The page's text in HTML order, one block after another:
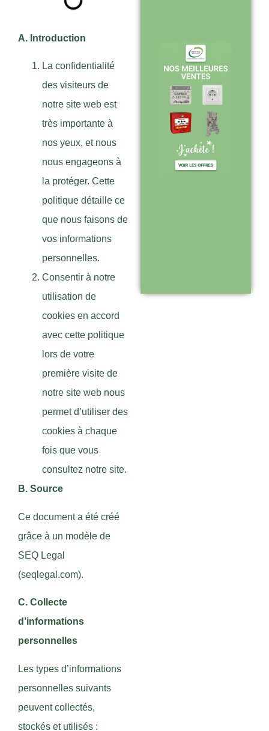
A. Introduction
La confidentialité
des visiteurs de
notre site web est
très importante à
nos yeux, et nous
nous engageons à
la protéger. Cette
politique détaille ce
que nous faisons de
vos informations
personnelles.
Consentir à notre
utilisation de
cookies en accord
avec cette politique
lors de votre
première visite de
notre site web nous
permet d’utiliser des
cookies à chaque
fois que vous
consultez notre site.
B. Source
Ce document a été créé
grâce à un modèle de
SEQ Legal
(seqlegal.com).
C. Collecte
d’informations
personnelles
Les types d’informations
personnelles suivants
peuvent collectés,
stockés et utilisés :
Expédition sous
24-48h :
livraison rapide
après validation
de commande